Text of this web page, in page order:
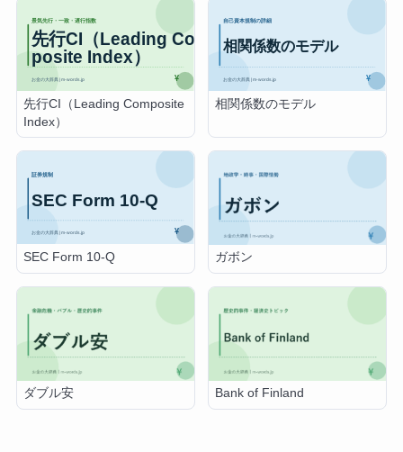
先行CI（Leading Composite
Index）
相関係数のモデル
SEC Form 10-Q ガボン
ダブル安 Bank of Finland